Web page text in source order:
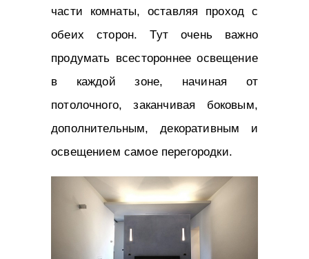
части комнаты, оставляя проход с
обеих сторон. Тут очень важно
продумать всестороннее освещение
в каждой зоне, начиная от
потолочного, заканчивая боковым,
дополнительным, декоративным и
освещением самое перегородки.